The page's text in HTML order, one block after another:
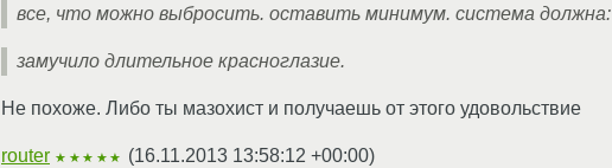
все, что можно выбросить. оставить минимум. система должна:
замучило длительное красноглазие.
Не похоже. Либо ты мазохист и получаешь от этого удовольствие
router ★★★★★ (16.11.2013 13:58:12 +00:00)